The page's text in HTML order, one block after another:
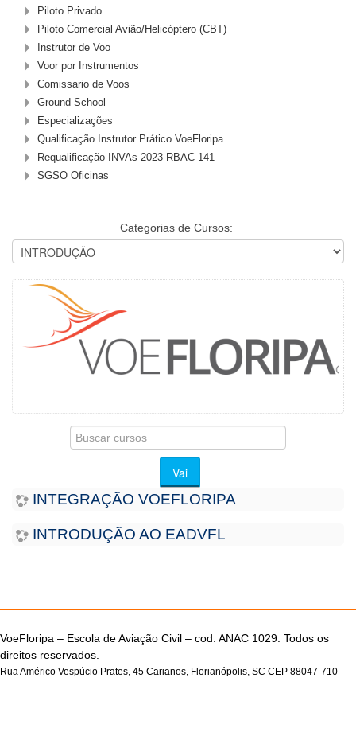
Piloto Privado
Piloto Comercial Avião/Helicóptero (CBT)
Instrutor de Voo
Voor por Instrumentos
Comissario de Voos
Ground School
Especializações
Qualificação Instrutor Prático VoeFloripa
Requalificação INVAs 2023 RBAC 141
SGSO Oficinas
Categorias de Cursos:
Buscar
cursos
Vai
INTEGRAÇÃO VOEFLORIPA
INTRODUÇÃO AO EADVFL
VoeFloripa – Escola de Aviação Civil – cod. ANAC 1029. Todos os
direitos reservados.
Rua Américo Vespúcio Prates, 45 Carianos, Florianópolis, SC CEP 88047-710